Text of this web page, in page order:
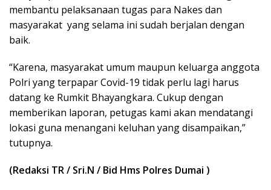
membantu pelaksanaan tugas para Nakes dan
masyarakat yang selama ini sudah berjalan dengan
baik.
“Karena, masyarakat umum maupun keluarga anggota
Polri yang terpapar Covid-19 tidak perlu lagi harus
datang ke Rumkit Bhayangkara. Cukup dengan
memberikan laporan, petugas kami akan mendatangi
lokasi guna menangani keluhan yang disampaikan,”
tutupnya.
(Redaksi TR / Sri.N / Bid Hms Polres Dumai )